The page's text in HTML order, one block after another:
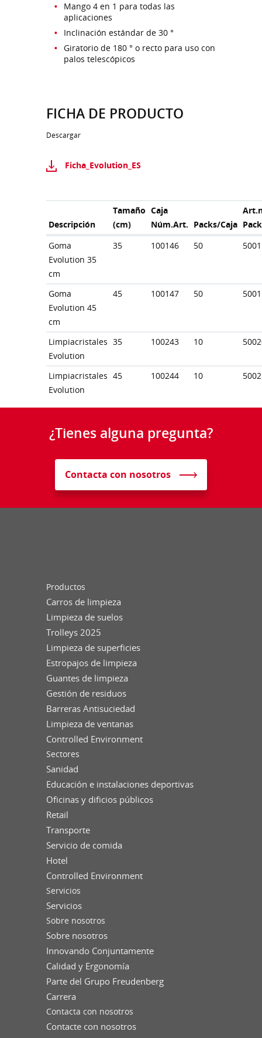
Mango 4 en 1 para todas las
aplicaciones
Inclinación estándar de 30 °
Giratorio de 180 ° o recto para uso con
palos telescópicos
FICHA DE PRODUCTO
Descargar
Ficha_Evolution_ES
Descripción
Tamaño
(cm)
Caja
Núm.Art. Packs/Caja Pack
Goma
Evolution 35
cm
35 100146 50
Goma
Evolution 45
cm
45 100147 50
Limpiacristales
Evolution
35 100243 10
Limpiacristales
Evolution
45 100244 10
¿Tienes alguna pregunta?
Contacta con nosotros
Productos
Carros de limpieza
Limpieza de suelos
Trolleys 2025
Limpieza de superficies
Estropajos de limpieza
Guantes de limpieza
Gestión de residuos
Barreras Antisuciedad
Limpieza de ventanas
Controlled Environment
Sectores
Sanidad
Educación e instalaciones deportivas
Oficinas y dificios públicos
Retail
Transporte
Servicio de comida
Hotel
Controlled Environment
Servicios
Servicios
Sobre nosotros
Sobre nosotros
Innovando Conjuntamente
Calidad y Ergonomía
Parte del Grupo Freudenberg
Carrera
Contacta con nosotros
Contacte con nosotros